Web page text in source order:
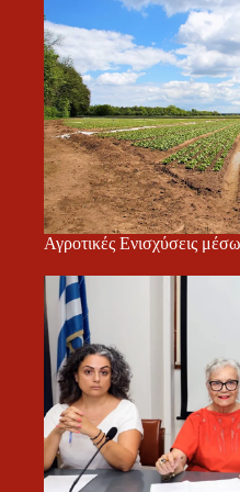
Αγροτικές Ενισχύσεις